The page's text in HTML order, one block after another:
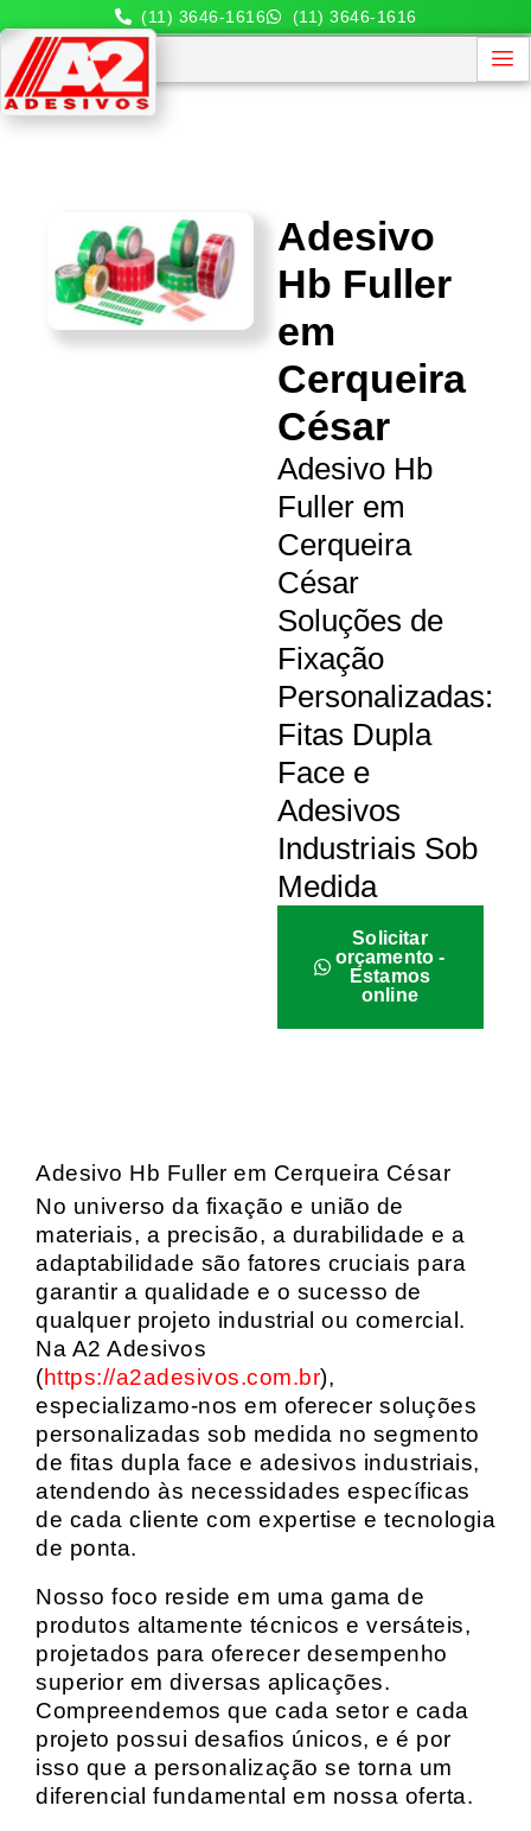
(11) 3646-1616 (11) 3646-1616
Adesivo
Hb Fuller
em
Cerqueira
César
Adesivo Hb
Fuller em
Cerqueira
César
Soluções de
Fixação
Personalizadas:
Fitas Dupla
Face e
Adesivos
Industriais Sob
Medida
Solicitar
orçamento -
Estamos
online
Adesivo Hb Fuller em Cerqueira César
No universo da fixação e união de
materiais, a precisão, a durabilidade e a
adaptabilidade são fatores cruciais para
garantir a qualidade e o sucesso de
qualquer projeto industrial ou comercial.
Na A2 Adesivos
(https://a2adesivos.com.br),
especializamo-nos em oferecer soluções
personalizadas sob medida no segmento
de fitas dupla face e adesivos industriais,
atendendo às necessidades específicas
de cada cliente com expertise e tecnologia
de ponta.
Nosso foco reside em uma gama de
produtos altamente técnicos e versáteis,
projetados para oferecer desempenho
superior em diversas aplicações.
Compreendemos que cada setor e cada
projeto possui desafios únicos, e é por
isso que a personalização se torna um
diferencial fundamental em nossa oferta.